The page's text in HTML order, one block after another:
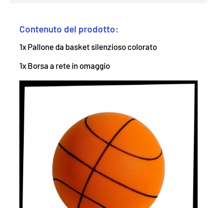
Contenuto del prodotto:
1x Pallone da basket silenzioso colorato
1x Borsa a rete in omaggio